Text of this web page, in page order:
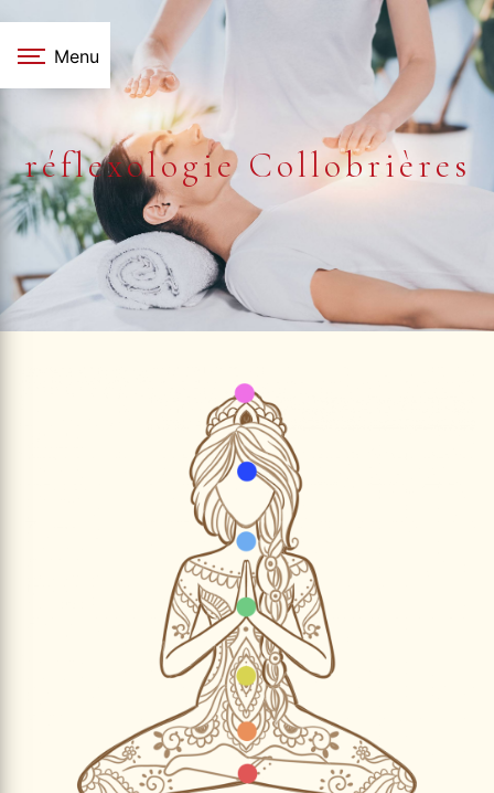
Menu
réflexologie Collobrières
Panneau de gestion des cookies